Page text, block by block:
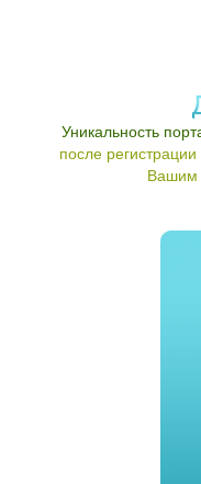
Уникальность
после
Вашим